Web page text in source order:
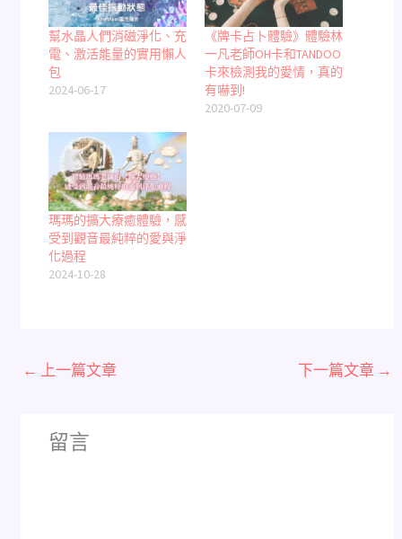
幫水晶人們消磁淨化、充
電、激活能量的實用懶人
包
2024-06-17
《牌卡占卜體驗》體驗林
一凡老師OH卡和TANDOO
卡來檢測我的愛情，真的
有嚇到!
2020-07-09
瑪瑪的擴大療癒體驗，感
受到觀音最純粹的愛與淨
化過程
2024-10-28
← 上一篇文章 下一篇文章 →
留言